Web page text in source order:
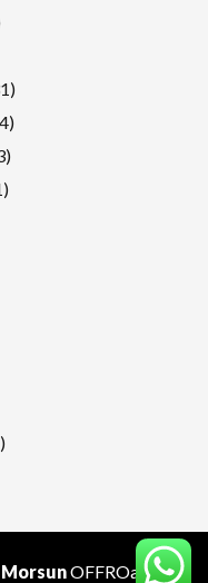
31
vörur
14
vörur
43
vörur
1
16
MorsunOFFROad